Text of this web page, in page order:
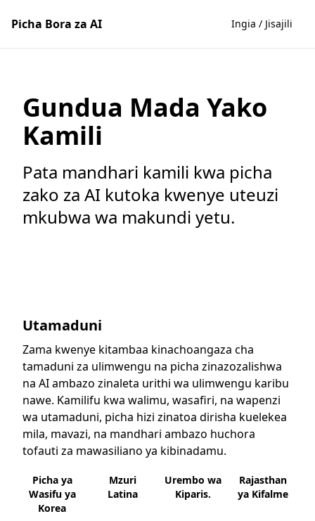
Picha Bora za AI Ingia / Jisajili
Gundua Mada Yako
Kamili
Pata mandhari kamili kwa picha
zako za AI kutoka kwenye uteuzi
mkubwa wa makundi yetu.
Utamaduni
Zama kwenye kitambaa kinachoangaza cha
tamaduni za ulimwengu na picha zinazozalishwa
na AI ambazo zinaleta urithi wa ulimwengu karibu
nawe. Kamilifu kwa walimu, wasafiri, na wapenzi
wa utamaduni, picha hizi zinatoa dirisha kuelekea
mila, mavazi, na mandhari ambazo huchora
tofauti za mawasiliano ya kibinadamu.
Picha ya
Wasifu ya
Korea
Mzuri
Latina
Urembo wa
Kiparis.
Rajasthan
ya Kifalme